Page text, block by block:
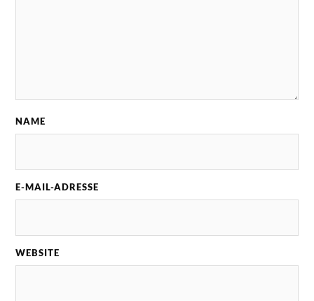
NAME
E-MAIL-ADRESSE
WEBSITE